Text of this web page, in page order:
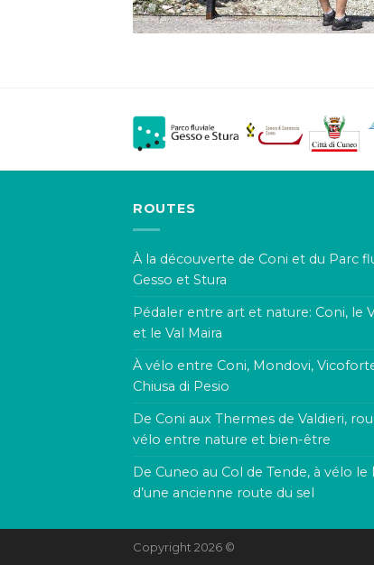
ROUTES
À la découverte de Coni et du Parc
Gesso et Stura
Pédaler entre art et nature: Coni, le
et le Val Maira
À vélo entre Coni, Mondovi,
Chiusa di Pesio
De Coni aux Thermes de Valdieri,
vélo entre nature et bien-être
De Cuneo au Col de Tende, à vélo le
d’une ancienne route du sel
Copyright 2026 ©